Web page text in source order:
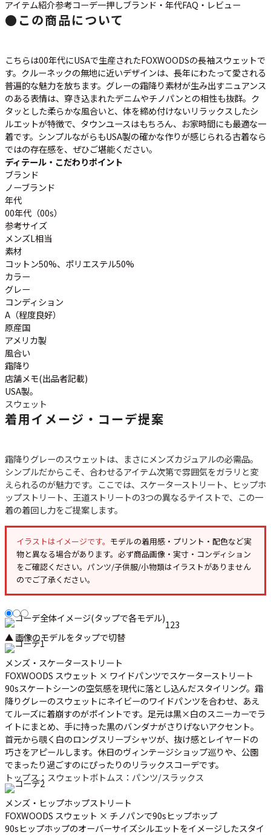
お客様の声
レビュー1万件突破
メルマガ登録
会社概要
店舗一覧
古着卸売
特定商取引法に基づく表示
プライバシーポリシー
お問い合わせ
アイテム紹介参考コーデ一押しブランド・年代FAQ・レビュー
● この商品について
こちらは00年代にUSAで生産されたFOXWOODSの長袖スウェットで
す。クルーネックの無地に近いデザインは、長年にわたって愛される
普遍的な魅力を放ちます。グレーの霜降り素材が生み出すニュアンス
のある表情は、穿き込まれたデニムやチノパンとの相性も抜群。ク
タッとした柔らかな風合いと、体を締め付けないリラックスしたシ
ルエットが特徴で、タウンユースはもちろん、お家時間にも最適な一
着です。シンプルながらもUSA製の確かな作りが感じられる古着なら
ではの存在感を、ぜひご堪能ください。
ディテール・こだわりポイント
ブランド
ノーブランド
年代
00年代（00s）
参考サイズ
メンズL相当
素材
コットン50%、ポリエステル50%
カラー
グレー
コンディション
A（程度良好）
原産国
アメリカ製
風合い
霜降り
店舗メモ(出品者記載)
USA製。
スウェット
着用イメージ・コーデ提案
霜降りグレーのスウェットは、まさにメンズカジュアルの必需品。
シンプルだからこそ、合わせるアイテム次第で雰囲気をガラリと変
えられるのが魅力です。ここでは、スケーターストリート、ヒップホ
ップストリート、王道ストリートの3つの異なるテイストで、この一
着の着回し力をご提案します。
イラストはイメージです。 モデルの着用感・プリント・配色など実
物と異なる場合があります。必ず商品画像・実寸・コンディション
をご確認ください。パンツ/子供服/小物類はイラストがありません
のでご了承ください。
123
▲ 画像のモデルをタップで切替
メンズ・スケーターストリート
FOXWOODS スウェット × ワイドパンツでスケーターストリート
90sスケートシーンの空気感を現代に落とし込んだスタイリング。霜
降りグレーのスウェットにネイビーのワイドパンツを合わせ、あえ
てルーズに着崩すのがポイントです。足元は黒×白のスニーカーでラ
イトにまとめ、手に持った黒のバンダナがさりげないアクセント。
首元から覗く白のロングスリーブシャツが、抜け感とレイヤードの
巧さをアピールします。休日のヴィンテージショップ巡りや、公園
でまったり過ごすのにぴったりのリラックスコーデです。
トップス：スウェットボトムス：パンツ/スラックス
メンズ・ヒップホップストリート
FOXWOODS スウェット × チノパンで90sヒップホップ
90sヒップホップのオーバーサイズシルエットをイメージしたスタイ